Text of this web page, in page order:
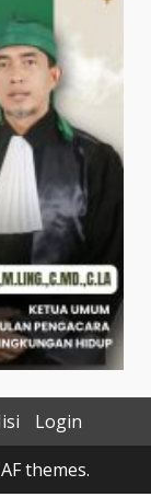
Login
themes.